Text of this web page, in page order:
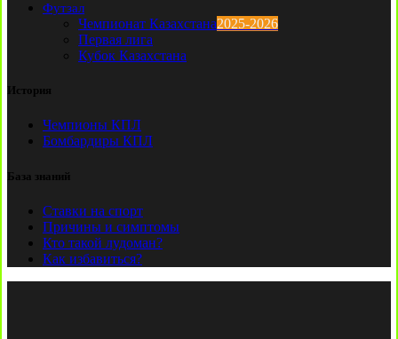
Футзал
Чемпионат Казахстана2025-2026
Первая лига
Кубок Казахстана
История
Чемпионы КПЛ
Бомбардиры КПЛ
База знаний
Ставки на спорт
Причины и симптомы
Кто такой лудоман?
Как избавиться?